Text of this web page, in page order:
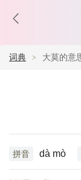
词典 大莫的意
拼音 dà mò